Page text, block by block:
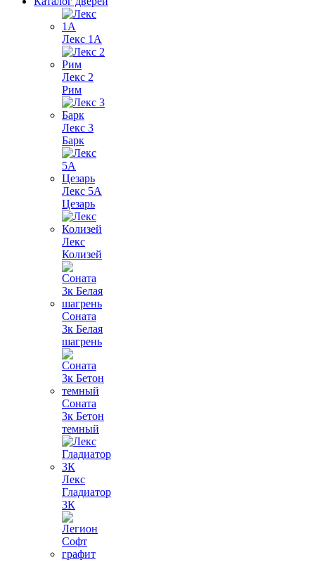
Лекс 1А
Лекс 2
Рим
Лекс 3
Барк
Лекс 5А
Цезарь
Лекс
Колизей
Соната
3к Белая
шагрень
Соната
3к Бетон
темный
Лекс
Гладиатор
3К